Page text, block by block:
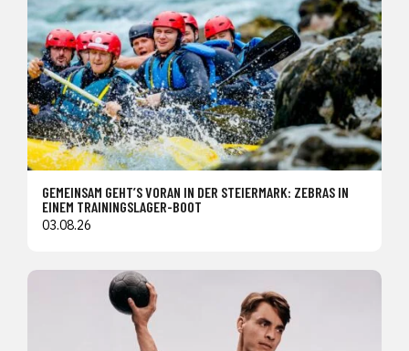
GEMEINSAM GEHT’S VORAN IN DER STEIERMARK: ZEBRAS IN
EINEM TRAININGSLAGER-BOOT
03.08.26